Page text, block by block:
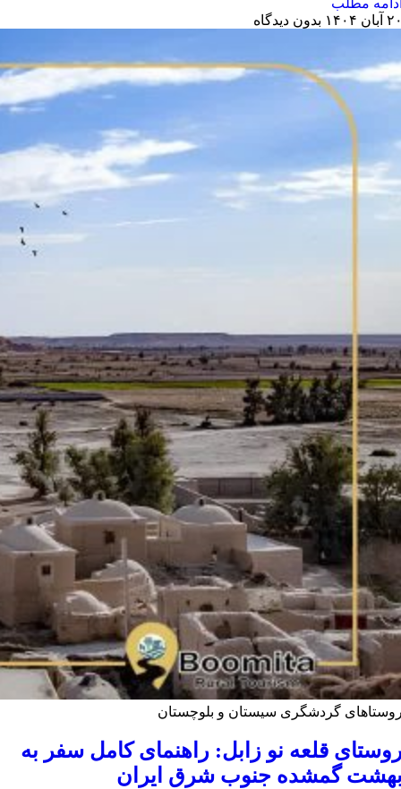
مطلب
۱۴۰۴
بدون دیدگاه
گردشگری سیستان و بلوچستان
قلعه نو زابل: راهنمای کامل سفر به
گمشده جنوب شرق ایران